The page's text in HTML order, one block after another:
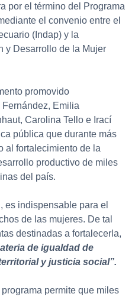
por el término del Programa
el convenio entre el
(Indap) y la
y Desarrollo de la Mujer
promovido
Fernández, Emilia
, Carolina Tello e Irací
pública que durante más
al fortalecimiento de la
productivo de miles
del país.
es indispensable para el
de las mujeres. De tal
destinadas a fortalecerla,
de igualdad de
y justicia social”.
permite que miles